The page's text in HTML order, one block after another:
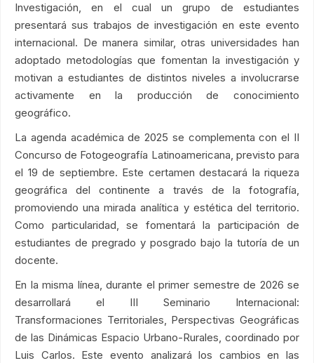
Investigación, en el cual un grupo de estudiantes
presentará sus trabajos de investigación en este evento
internacional. De manera similar, otras universidades han
adoptado metodologías que fomentan la investigación y
motivan a estudiantes de distintos niveles a involucrarse
activamente en la producción de conocimiento
geográfico.
La agenda académica de 2025 se complementa con el II
Concurso de Fotogeografía Latinoamericana, previsto para
el 19 de septiembre. Este certamen destacará la riqueza
geográfica del continente a través de la fotografía,
promoviendo una mirada analítica y estética del territorio.
Como particularidad, se fomentará la participación de
estudiantes de pregrado y posgrado bajo la tutoría de un
docente.
En la misma línea, durante el primer semestre de 2026 se
desarrollará el III Seminario Internacional:
Transformaciones Territoriales, Perspectivas Geográficas
de las Dinámicas Espacio Urbano-Rurales, coordinado por
Luis Carlos. Este evento analizará los cambios en las